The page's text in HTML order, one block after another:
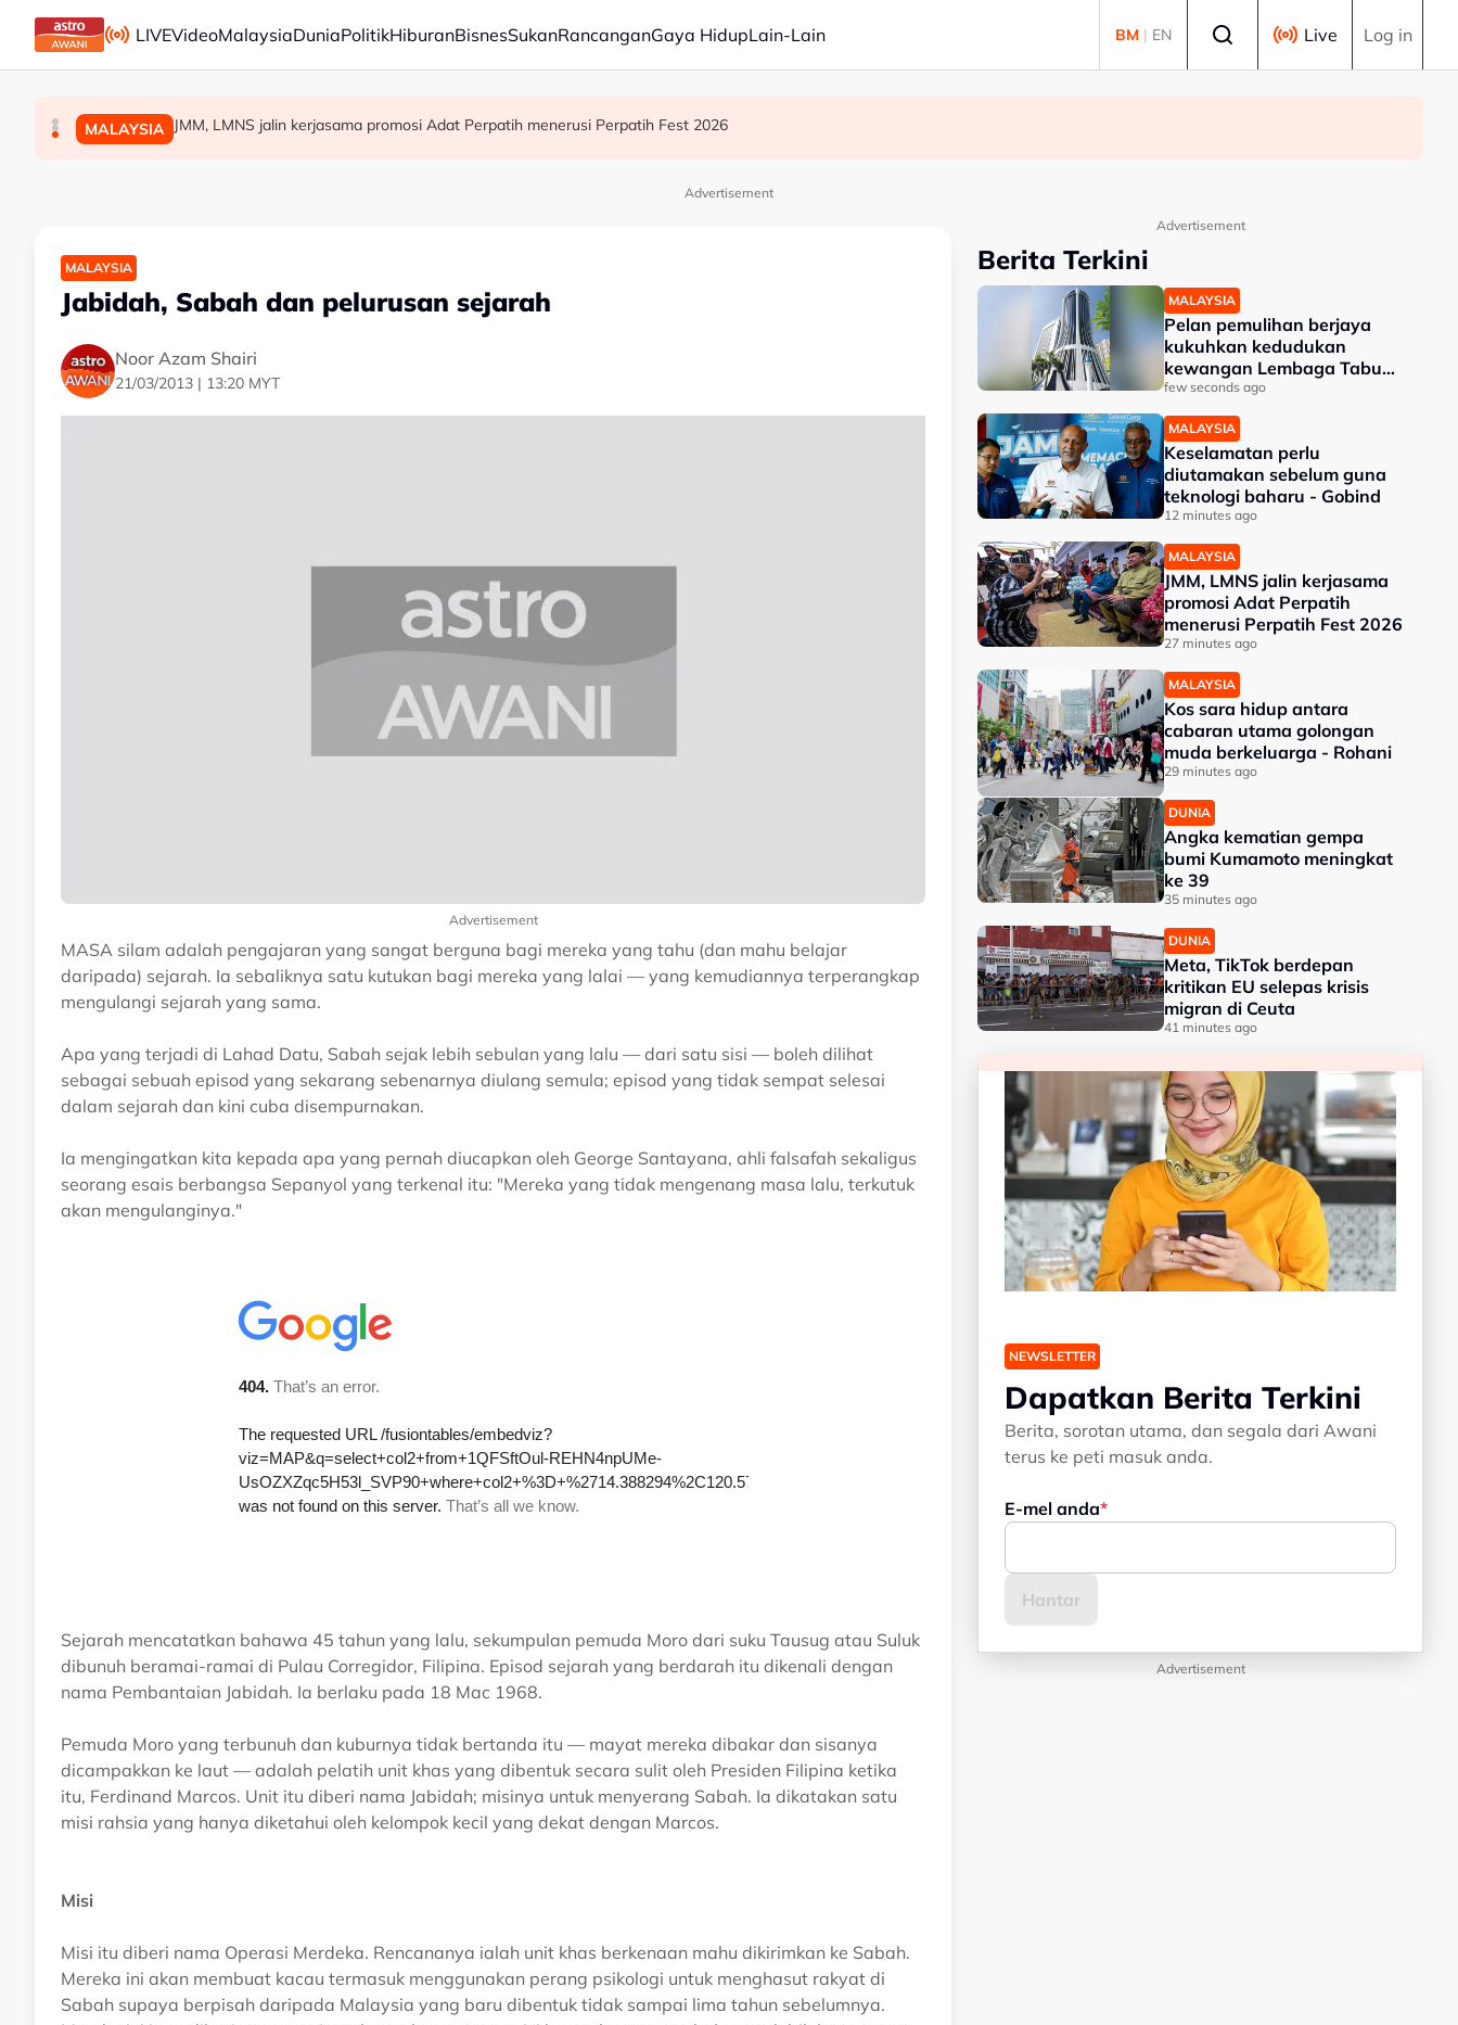
Skip to main content
LIVEVideoMalaysiaDuniaPolitikHiburanBisnesSukanRancanganGaya HidupLain-Lain BM | EN Live Log in
MALAYSIA Pelan pemulihan berjaya kukuhkan kedudukan kewangan Lembaga Tabung Haji
MALAYSIA Keselamatan perlu diutamakan sebelum guna teknologi baharu - Gobind
MALAYSIA JMM, LMNS jalin kerjasama promosi Adat Perpatih menerusi Perpatih Fest 2026
Advertisement
MALAYSIA
Jabidah, Sabah dan pelurusan sejarah
Noor Azam Shairi
21/03/2013 | 13:20 MYT
Advertisement
MASA silam adalah pengajaran yang sangat berguna bagi mereka yang tahu (dan mahu belajar
daripada) sejarah. Ia sebaliknya satu kutukan bagi mereka yang lalai — yang kemudiannya terperangkap
mengulangi sejarah yang sama.
Apa yang terjadi di Lahad Datu, Sabah sejak lebih sebulan yang lalu — dari satu sisi — boleh dilihat
sebagai sebuah episod yang sekarang sebenarnya diulang semula; episod yang tidak sempat selesai
dalam sejarah dan kini cuba disempurnakan.
Ia mengingatkan kita kepada apa yang pernah diucapkan oleh George Santayana, ahli falsafah sekaligus
seorang esais berbangsa Sepanyol yang terkenal itu: "Mereka yang tidak mengenang masa lalu, terkutuk
akan mengulanginya."
Sejarah mencatatkan bahawa 45 tahun yang lalu, sekumpulan pemuda Moro dari suku Tausug atau Suluk
dibunuh beramai-ramai di Pulau Corregidor, Filipina. Episod sejarah yang berdarah itu dikenali dengan
nama Pembantaian Jabidah. Ia berlaku pada 18 Mac 1968.
Pemuda Moro yang terbunuh dan kuburnya tidak bertanda itu — mayat mereka dibakar dan sisanya
dicampakkan ke laut — adalah pelatih unit khas yang dibentuk secara sulit oleh Presiden Filipina ketika
itu, Ferdinand Marcos. Unit itu diberi nama Jabidah; misinya untuk menyerang Sabah. Ia dikatakan satu
misi rahsia yang hanya diketahui oleh kelompok kecil yang dekat dengan Marcos.
Misi
Misi itu diberi nama Operasi Merdeka. Rencananya ialah unit khas berkenaan mahu dikirimkan ke Sabah.
Mereka ini akan membuat kacau termasuk menggunakan perang psikologi untuk menghasut rakyat di
Sabah supaya berpisah daripada Malaysia yang baru dibentuk tidak sampai lima tahun sebelumnya.
Advertisement
Berita Terkini
MALAYSIA
Pelan pemulihan berjaya
kukuhkan kedudukan
kewangan Lembaga Tabung
Haji
few seconds ago
MALAYSIA
Keselamatan perlu
diutamakan sebelum guna
teknologi baharu - Gobind
12 minutes ago
MALAYSIA
JMM, LMNS jalin kerjasama
promosi Adat Perpatih
menerusi Perpatih Fest 2026
27 minutes ago
MALAYSIA
Kos sara hidup antara
cabaran utama golongan
muda berkeluarga - Rohani
29 minutes ago
DUNIA
Angka kematian gempa
bumi Kumamoto meningkat
ke 39
35 minutes ago
DUNIA
Meta, TikTok berdepan
kritikan EU selepas krisis
migran di Ceuta
41 minutes ago
NEWSLETTER
Dapatkan Berita Terkini
Berita, sorotan utama, dan segala dari Awani
terus ke peti masuk anda.
E-mel anda
Advertisement